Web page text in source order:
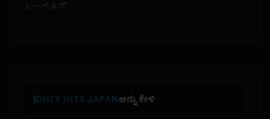
レーベルズ
ONLY HITS JAPANಅನ್ನು ಕೇಳಿ